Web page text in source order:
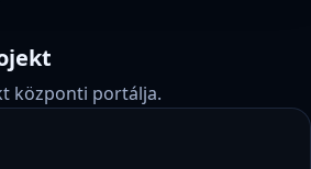
központi portálja.